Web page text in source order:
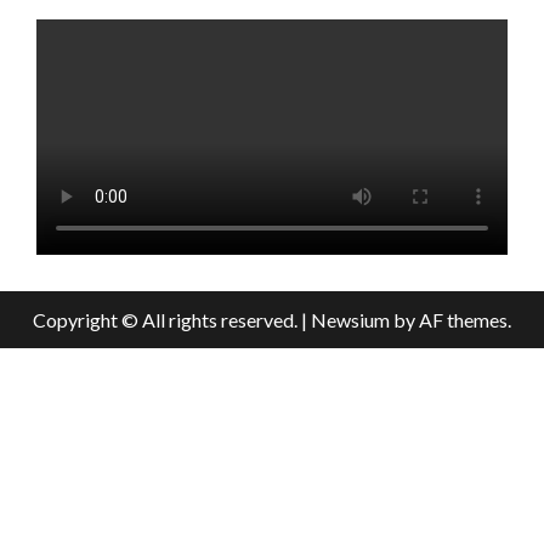
Copyright © All rights reserved. | Newsium by AF themes.